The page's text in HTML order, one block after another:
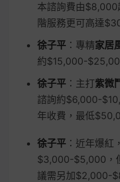
本諮詢費由$8,000
階服務更可高達
徐子平 ：專精家居
約$15,000-
徐子平 ：主打紫微
諮詢約$6,000-
年收費，最低
徐子平 ：近年爆紅
$3,000-$5,000，
議需另加$2,000-